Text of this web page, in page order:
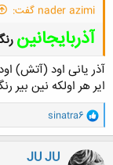
nader azimi گفت:
آذربایجانین
آذر یانی اود (آتش)
ایر هر اولکه نین بیر
و
ا
ک
ن
sinatra6
JU JU